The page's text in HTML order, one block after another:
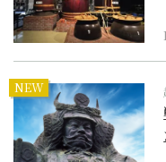
NEW